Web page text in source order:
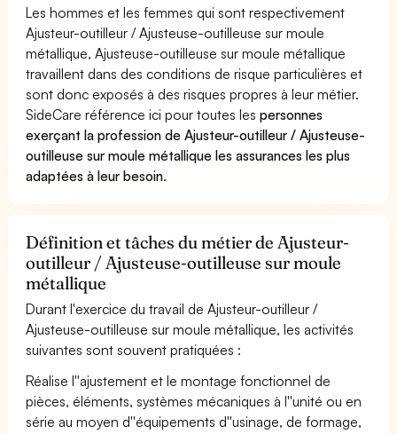
Les hommes et les femmes qui sont respectivement
Ajusteur-outilleur / Ajusteuse-outilleuse sur moule
métallique, Ajusteuse-outilleuse sur moule métallique
travaillent dans des conditions de risque particulières et
sont donc exposés à des risques propres à leur métier.
SideCare référence ici pour toutes lespersonnes
exerçant la profession de Ajusteur-outilleur / Ajusteuse-
outilleuse sur moule métallique les assurances les plus
adaptées à leur besoin.
Définition et tâches du métier de Ajusteur-
outilleur / Ajusteuse-outilleuse sur moule
métallique
Durant l'exercice du travail de Ajusteur-outilleur /
Ajusteuse-outilleuse sur moule métallique, les activités
suivantes sont souvent pratiquées :
Réalise l''ajustement et le montage fonctionnel de
pièces, éléments, systèmes mécaniques à l''unité ou en
série au moyen d''équipements d''usinage, de formage,